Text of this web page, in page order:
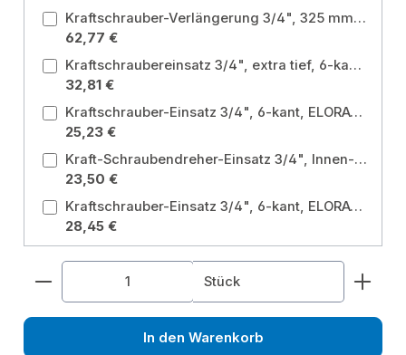
Kraftschrauber-Verlängerung 3/4", 325 mm, ELORA-7911-325 Länge: 325 mm
62,77 €
Kraftschraubereinsatz 3/4", extra tief, 6-kant, ELORA-791LT-27 mm Schlüsselweite: 27 mm
32,81 €
Kraftschrauber-Einsatz 3/4", 6-kant, ELORA-791-30 mm Schlüsselweite: 30 mm
25,23 €
Kraft-Schraubendreher-Einsatz 3/4", Innen-Sechskant, ELORA-791IN-19 mm Schlüsselweite: 19 mm
23,50 €
Kraftschrauber-Einsatz 3/4", 6-kant, ELORA-791-1.1/2" AF Schlüsselweite: 1.1/2 Zoll
28,45 €
Produkt Anzahl: Gib den gewünschten Wert
Stück
In den Warenkorb